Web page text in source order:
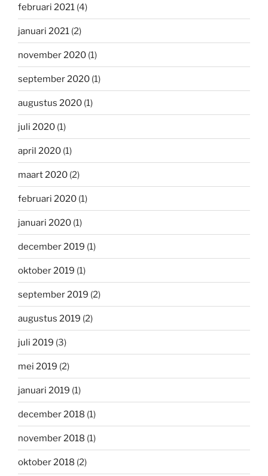
februari 2021 (4)
januari 2021 (2)
november 2020 (1)
september 2020 (1)
augustus 2020 (1)
juli 2020 (1)
april 2020 (1)
maart 2020 (2)
februari 2020 (1)
januari 2020 (1)
december 2019 (1)
oktober 2019 (1)
september 2019 (2)
augustus 2019 (2)
juli 2019 (3)
mei 2019 (2)
januari 2019 (1)
december 2018 (1)
november 2018 (1)
oktober 2018 (2)